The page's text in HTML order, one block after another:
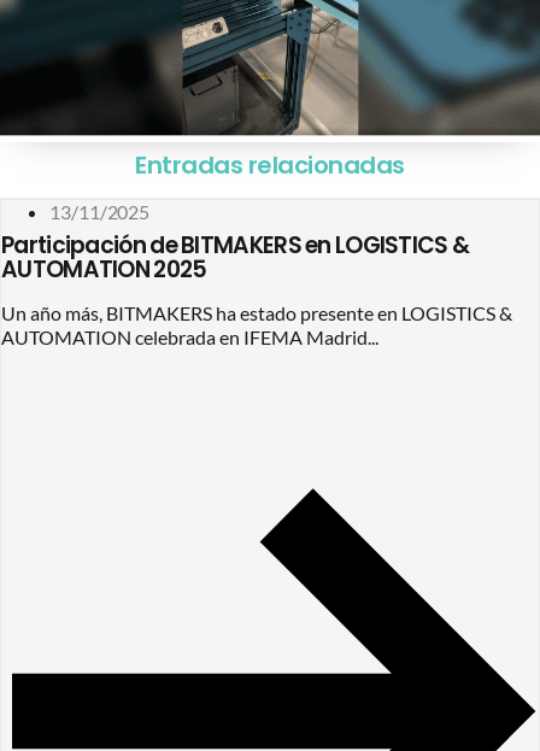
Entradas relacionadas
13/11/2025
Participación de BITMAKERS en LOGISTICS &
AUTOMATION 2025
Un año más, BITMAKERS ha estado presente en LOGISTICS &
AUTOMATION celebrada en IFEMA Madrid...